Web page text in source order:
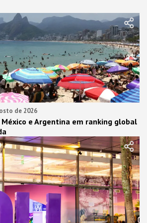
de 2026
e Argentina em ranking global